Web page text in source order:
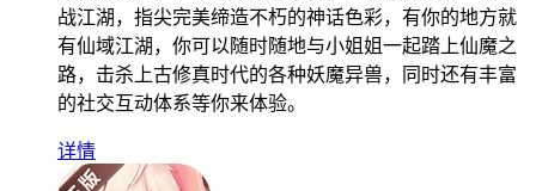
战江湖，指尖完美缔造不朽的神话色彩，有你的地方就
有仙域江湖，你可以随时随地与小姐姐一起踏上仙魔之
路，击杀上古修真时代的各种妖魔异兽，同时还有丰富
的社交互动体系等你来体验。
详情